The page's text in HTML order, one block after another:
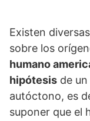
Existen
sobre los
humano
hipótesis de
autóctono, es
suponer que el